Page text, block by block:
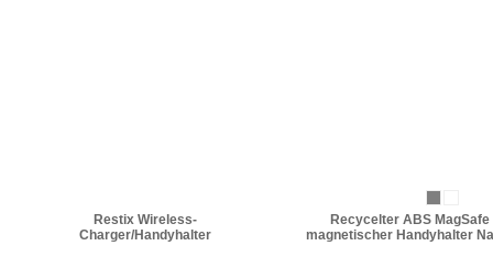
Restix Wireless-
Charger/Handyhalter
Recycelter ABS MagSafe
magnetischer Handyhalter